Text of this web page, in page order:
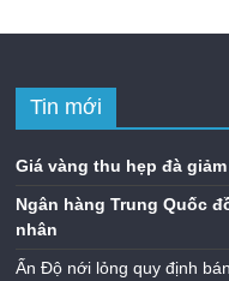
Tin mới
Giá vàng thu hẹp đà
Ngân hàng Trung Quốc
nhân
Ấn Độ nới lỏng quy định